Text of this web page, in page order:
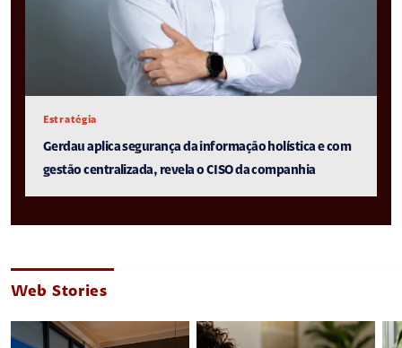
Estratégia
Gerdau aplica segurança da informação holística e com
gestão centralizada, revela o CISO da companhia
Web Stories